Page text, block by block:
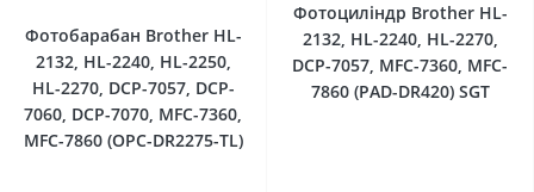
Фотобарабан Brother HL-
2132, HL-2240, HL-2250,
HL-2270, DCP-7057, DCP-
7060, DCP-7070, MFC-7360,
MFC-7860 (OPC-DR2275-TL)
Фотоциліндр Brother HL-
2132, HL-2240, HL-2270,
DCP-7057, MFC-7360, MFC-
7860 (PAD-DR420) SGT